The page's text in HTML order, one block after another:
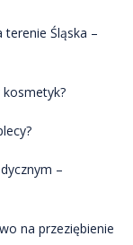
terenie Śląska –
kosmetyk?
–
na przeziębienie